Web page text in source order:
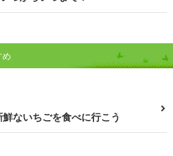
ないちごを食べに行こう